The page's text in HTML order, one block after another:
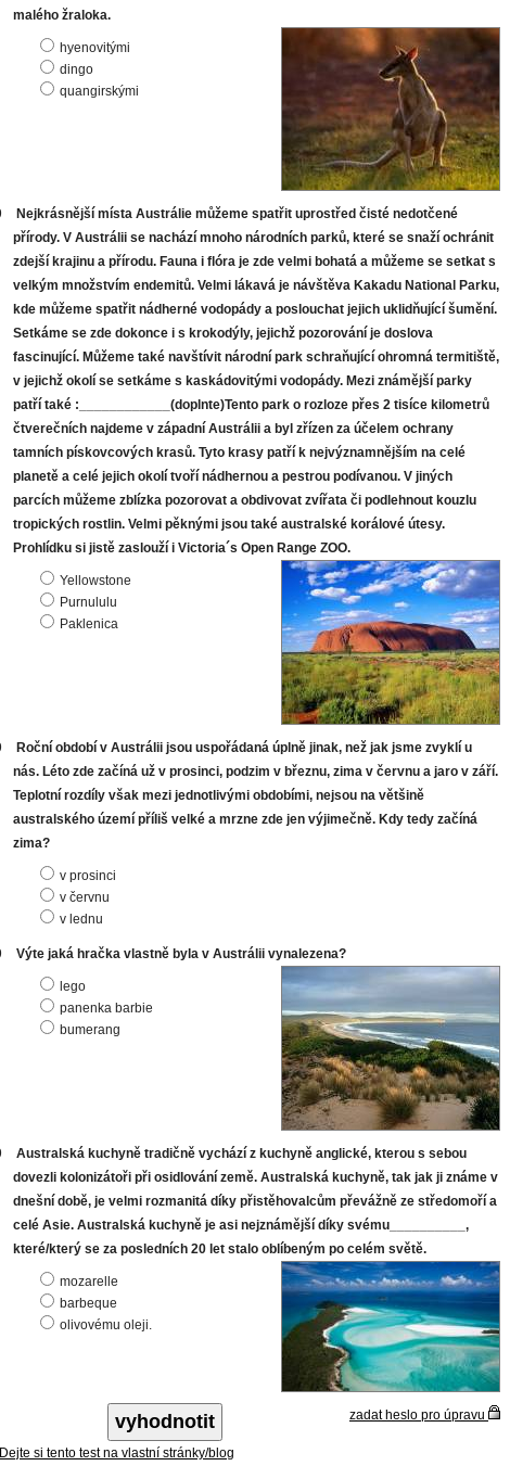
malého žraloka.
hyenovitými
dingo
quangirskými
Nejkrásnější místa Austrálie můžeme spatřit uprostřed čisté nedotčené
přírody. V Austrálii se nachází mnoho národních parků, které se snaží ochránit
zdejší krajinu a přírodu. Fauna i flóra je zde velmi bohatá a můžeme se setkat s
velkým množstvím endemitů. Velmi lákavá je návštěva Kakadu National Parku,
kde můžeme spatřit nádherné vodopády a poslouchat jejich uklidňující šumění.
Setkáme se zde dokonce i s krokodýly, jejichž pozorování je doslova
fascinující. Můžeme také navštívit národní park schraňující ohromná termitiště,
v jejichž okolí se setkáme s kaskádovitými vodopády. Mezi známější parky
patří také :____________(doplnte)Tento park o rozloze přes 2 tisíce kilometrů
čtverečních najdeme v západní Austrálii a byl zřízen za účelem ochrany
tamních pískovcových krasů. Tyto krasy patří k nejvýznamnějším na celé
planetě a celé jejich okolí tvoří nádhernou a pestrou podívanou. V jiných
parcích můžeme zblízka pozorovat a obdivovat zvířata či podlehnout kouzlu
tropických rostlin. Velmi pěknými jsou také australské korálové útesy.
Prohlídku si jistě zaslouží i Victoria´s Open Range ZOO.
Yellowstone
Purnululu
Paklenica
Roční období v Austrálii jsou uspořádaná úplně jinak, než jak jsme zvyklí u
nás. Léto zde začíná už v prosinci, podzim v březnu, zima v červnu a jaro v září.
Teplotní rozdíly však mezi jednotlivými obdobími, nejsou na většině
australského území příliš velké a mrzne zde jen výjimečně. Kdy tedy začíná
zima?
v prosinci
v červnu
v lednu
Výte jaká hračka vlastně byla v Austrálii vynalezena?
lego
panenka barbie
bumerang
Australská kuchyně tradičně vychází z kuchyně anglické, kterou s sebou
dovezli kolonizátoři při osidlování země. Australská kuchyně, tak jak ji známe v
dnešní době, je velmi rozmanitá díky přistěhovalcům převážně ze středomoří a
celé Asie. Australská kuchyně je asi nejznámější díky svému__________,
které/který se za posledních 20 let stalo oblíbeným po celém světě.
mozarelle
barbeque
olivovému oleji.
zadat heslo pro úpravu
Dejte si tento test na vlastní stránky/blog